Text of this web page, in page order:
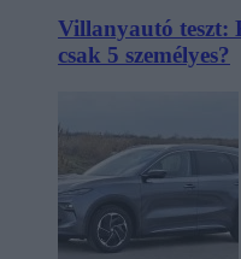
Villanyautó teszt:
csak 5 személyes?